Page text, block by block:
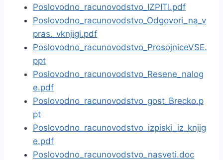
Poslovodno_racunovodstvo_IZPITI.pdf
Poslovodno_racunovodstvo_Odgovori_na_v
pras._vknjigi.pdf
Poslovodno_racunovodstvo_ProsojniceVSE.
ppt
Poslovodno_racunovodstvo_Resene_nalog
e.pdf
Poslovodno_racunovodstvo_gost_Brecko.p
pt
Poslovodno_racunovodstvo_izpiski_iz_knjig
e.pdf
Poslovodno_racunovodstvo_nasveti.doc